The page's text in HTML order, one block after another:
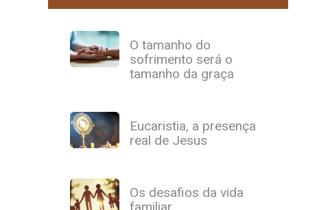
O tamanho do
sofrimento será o
tamanho da graça
Eucaristia, a presença
real de Jesus
Os desafios da vida
familiar